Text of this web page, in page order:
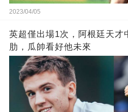
2023/04/05
英超僅出場1次，阿根廷天才
肋，瓜帥看好他未來